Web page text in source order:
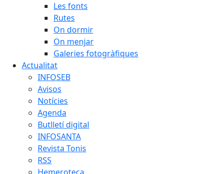
Les fonts
Rutes
On dormir
On menjar
Galeries fotogràfiques
Actualitat
INFOSEB
Avisos
Notícies
Agenda
Butlletí digital
INFOSANTA
Revista Tonis
RSS